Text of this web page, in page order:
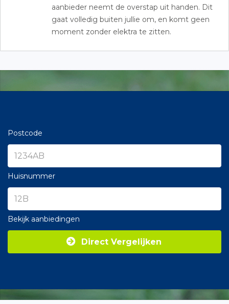
aanbieder neemt de overstap uit handen. Dit
gaat volledig buiten jullie om, en komt geen
moment zonder elektra te zitten.
Postcode
Huisnummer
Bekijk aanbiedingen
Direct Vergelijken